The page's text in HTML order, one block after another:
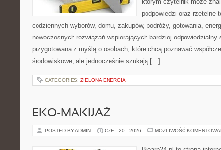
którym czytelnik może
podpowiedzi oraz rzetelne
codziennych wyborów, domu, zakupów, podróży, gotowania,
nowoczesnych rozwiązań wspierających bardziej odpowiedzialny
przygotowana z myślą o osobach, które chcą poznawać
środowiskowe, ale jednocześnie szukają […]
CATEGORIES: ZIELONA ENERGIA
EKO-MAKIJAŻ
POSTED BY ADMIN CZE - 20 - 2026 MOŻLIWOŚĆ